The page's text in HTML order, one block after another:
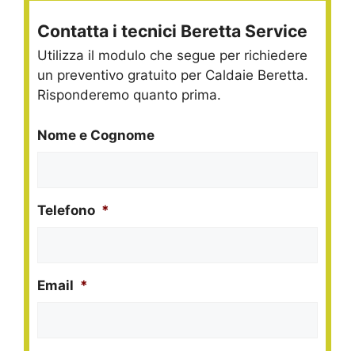
Contatta i tecnici Beretta Service
Utilizza il modulo che segue per richiedere
un preventivo gratuito per Caldaie Beretta.
Risponderemo quanto prima.
Nome e Cognome
Telefono *
Email *